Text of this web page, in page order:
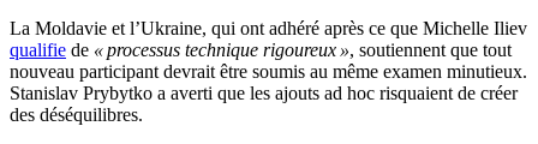
La Moldavie et l’Ukraine, qui ont adhéré après ce que Michelle Iliev
qualifie de « processus technique rigoureux », soutiennent que tout
nouveau participant devrait être soumis au même examen minutieux.
Stanislav Prybytko a averti que les ajouts ad hoc risquaient de créer
des déséquilibres.